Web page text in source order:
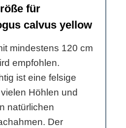
für
calvus yellow
mindestens 120 cm
empfohlen.
ist eine felsige
Höhlen und
natürlichen
Der